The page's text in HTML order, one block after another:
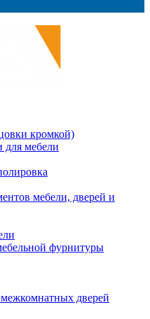
кромкой)
для мебели
мебели, дверей и
фурнитуры
дверей